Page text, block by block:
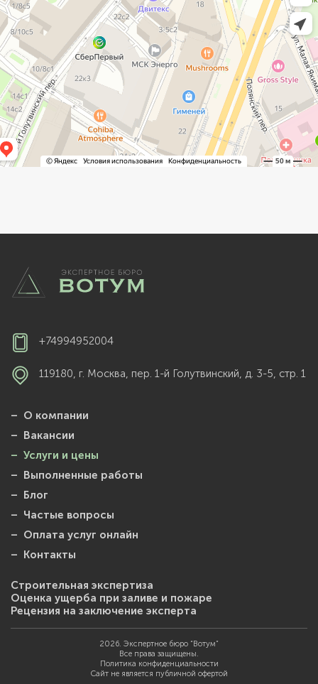
+74994952004
119180, г. Москва, пер. 1-й Голутвинский, д. 3-5, стр. 1
– О компании
– Вакансии
– Услуги и цены
– Выполненные работы
– Блог
– Частые вопросы
– Оплата услуг онлайн
– Контакты
Строительная экспертиза
Оценка ущерба при заливе и пожаре
Рецензия на заключение эксперта
2026. Экспертное бюро “Вотум”
Все права защищены.
Политика конфиденциальности
Сайт не является публичной офертой